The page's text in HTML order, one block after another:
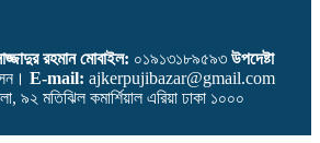
রহমান মোবাইল: ০১৯১৩১৮৯৫৯৩ উপদেষ্টা
E-mail: ajkerpujibazar@gmail.com
৯২ মতিঝিল কমার্শিয়াল এরিয়া ঢাকা ১০০০